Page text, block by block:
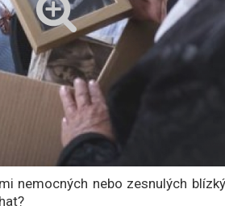
nemocných nebo zesnulých